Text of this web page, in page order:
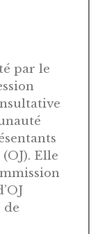
par le
Elle
de